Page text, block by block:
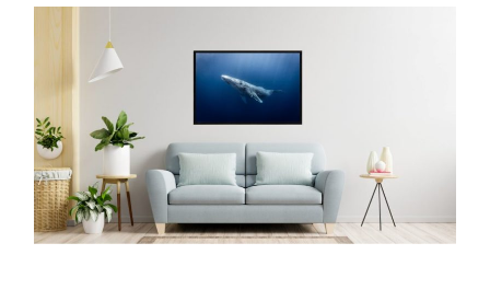
Tirages d’Art & Affiches
Actualités
Contact